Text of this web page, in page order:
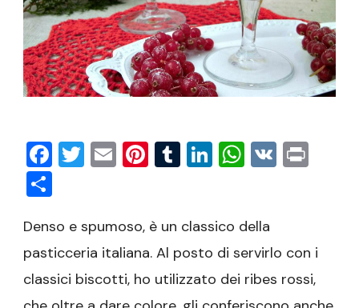
Facebook
Twitter
EmailPinterest
Tumblr
LinkedIn
VK
Denso e spumoso, è un classico della
pasticceria italiana. Al posto di servirlo con i
classici biscotti, ho utilizzato dei ribes rossi,